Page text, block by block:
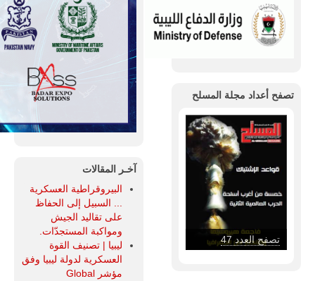
تصفح أعداد مجلة المسلح
تصفح العدد 46
آخـر المقالات
البيروقراطية العسكرية
... السبيل إلى الحفاظ
على تقاليد الجيش
ومواكبة المستجدّات.
ليبيا | تصنيف القوة
العسكرية لدولة ليبيا وفق
مؤشر Global